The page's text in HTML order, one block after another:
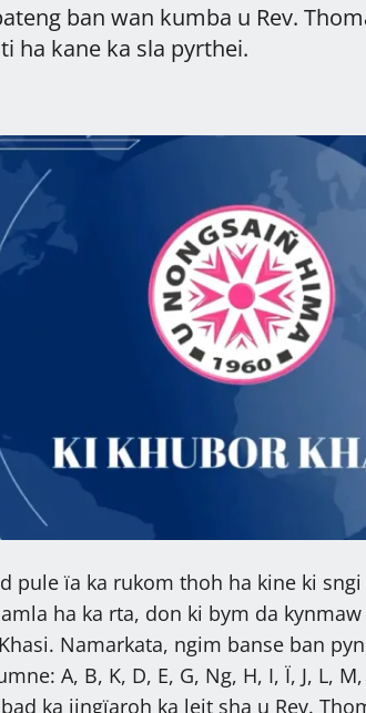
ban wan kumba u Rev.
ha kane ka sla pyrthei.
pule ïa ka rukom thoh ha kine ki
ha ka rta, don ki bym da
Khasi. Namarkata, ngim banse ban
A, B, K, D, E, G, Ng, H, I, Ï, J, L,
ka jingïaroh ka leit sha u Rev.